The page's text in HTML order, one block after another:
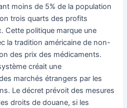
moins de 5% de la population
trois quarts des profits
Cette politique marque une
la tradition américaine de non-
des prix des médicaments.
créait une
marchés étrangers par les
Le décret prévoit des mesures
droits de douane, si les